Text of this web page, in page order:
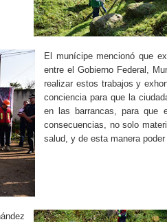
El munícipe mencionó que
entre el Gobierno Federal,
realizar estos trabajos y
conciencia para que la
en las barrancas, para que
consecuencias, no solo
salud, y de esta manera poder